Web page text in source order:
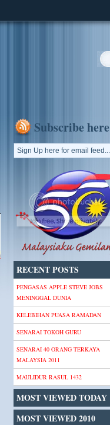
Subscribe here
RECENT POSTS
PENGASAS APPLE STEVE JOBS
MENINGGAL DUNIA
KELEBIHAN PUASA RAMADAN
SENARAI TOKOH GURU
SENARAI 40 ORANG TERKAYA
MALAYSIA 2011
MAULIDUR RASUL 1432
MOST VIEWED TODAY
MOST VIEWED 2010